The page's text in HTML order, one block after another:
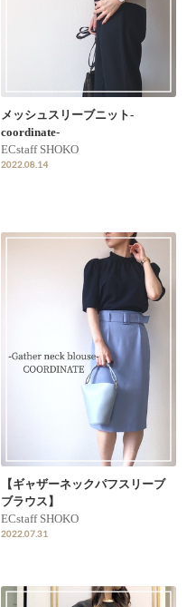
メッシュスリーブニット-
coordinate-
ECstaff SHOKO
2022.08.14
【ギャザーネックパフスリーブ
ブラウス】
ECstaff SHOKO
2022.07.31